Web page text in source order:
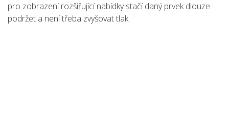
pro zobrazení rozšiřující nabídky stačí daný prvek dlouze
podržet a není třeba zvyšovat tlak.